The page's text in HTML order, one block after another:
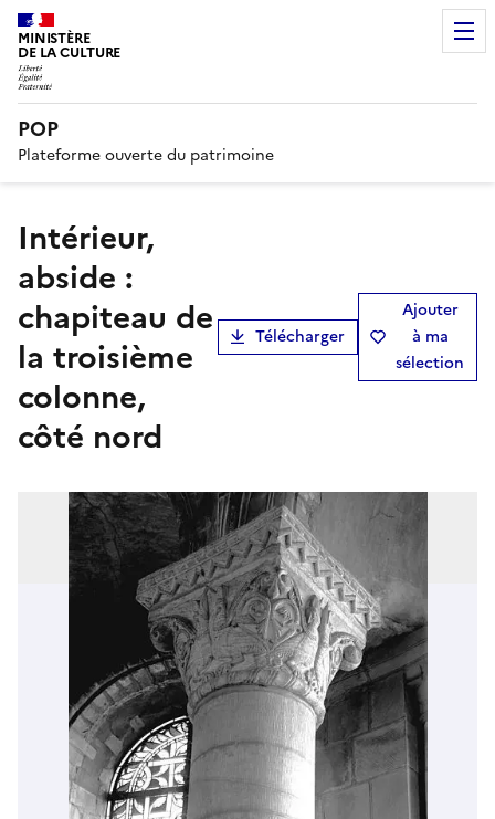
MINISTÈRE
DE LA CULTURE
POP
Plateforme ouverte du patrimoine
Intérieur,
abside :
chapiteau de
la troisième
colonne,
côté nord
Télécharger
Ajouter
à ma
sélection